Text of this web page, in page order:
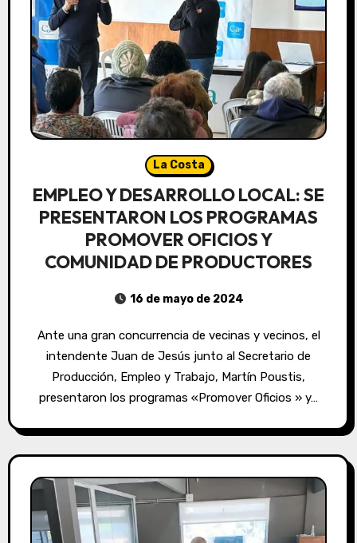
La Costa
EMPLEO Y DESARROLLO LOCAL: SE
PRESENTARON LOS PROGRAMAS
PROMOVER OFICIOS Y
COMUNIDAD DE PRODUCTORES
16 de mayo de 2024
Ante una gran concurrencia de vecinas y vecinos, el
intendente Juan de Jesús junto al Secretario de
Producción, Empleo y Trabajo, Martín Poustis,
presentaron los programas «Promover Oficios » y…